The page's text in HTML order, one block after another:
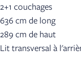
2+1 couchages
636 cm de long
289 cm de haut
Lit transversal à